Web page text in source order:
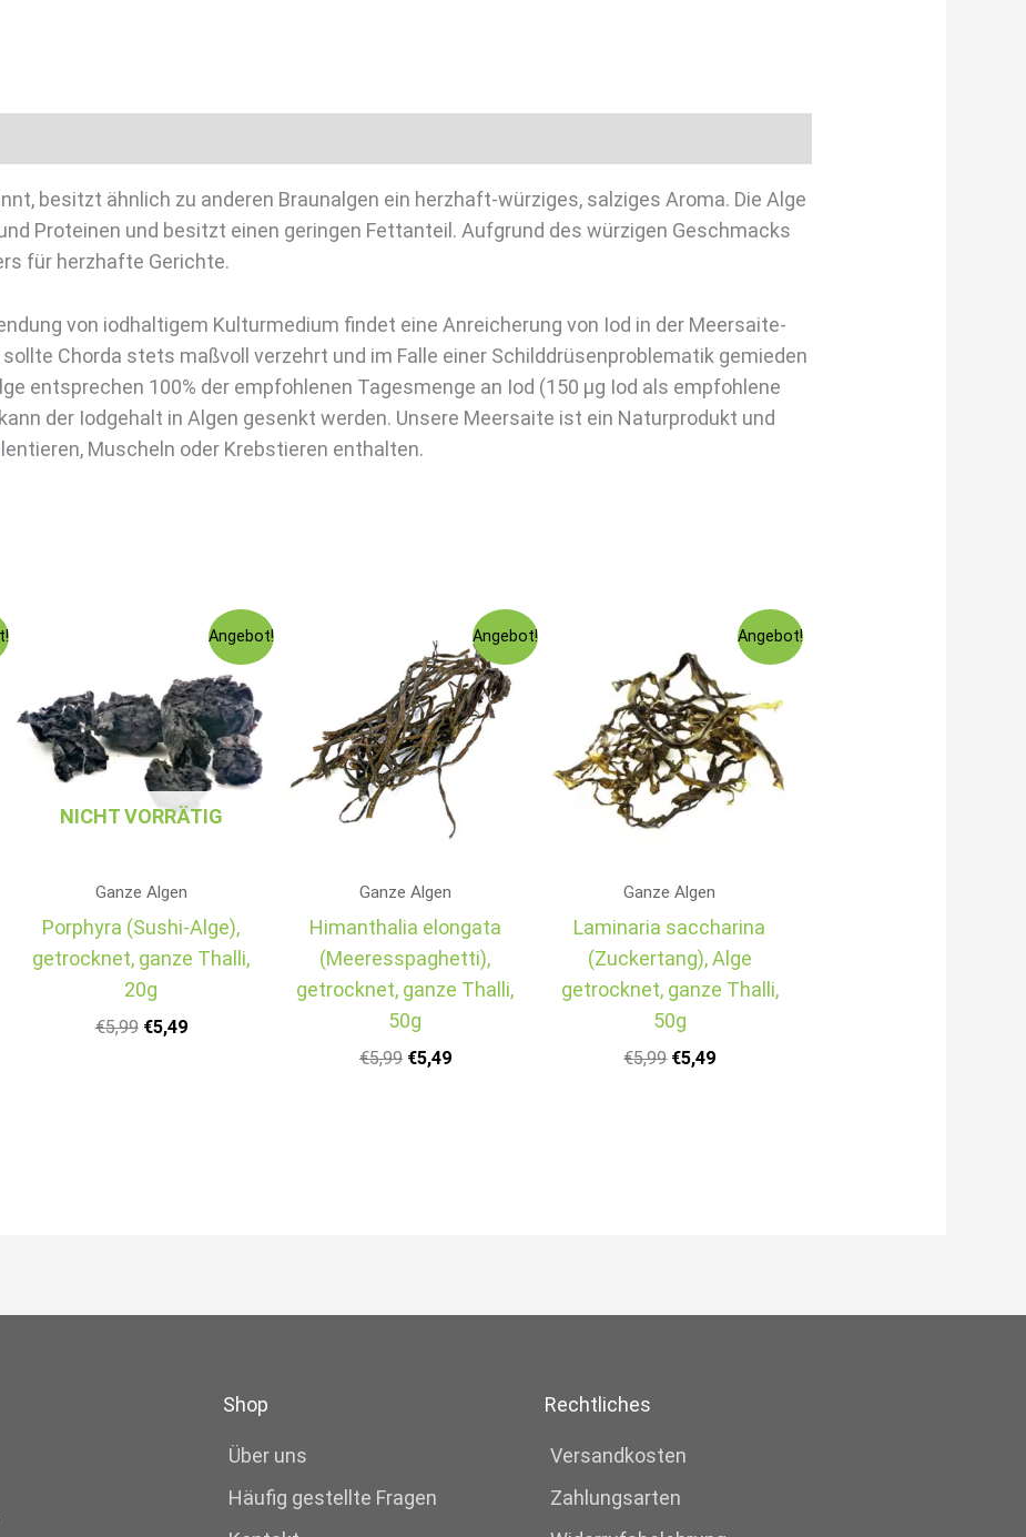
besitzt ähnlich zu anderen Braunalgen ein herzhaft-würziges, salziges Aroma. Die Alge
Proteinen und besitzt einen geringen Fettanteil. Aufgrund des würzigen Geschmacks
für herzhafte Gerichte.
von iodhaltigem Kulturmedium findet eine Anreicherung von Iod in der Meersaite-
Chorda stets maßvoll verzehrt und im Falle einer Schilddrüsenproblematik gemieden
entsprechen 100% der empfohlenen Tagesmenge an Iod (150 µg Iod als empfohlene
der Iodgehalt in Algen gesenkt werden. Unsere Meersaite ist ein Naturprodukt und
Muscheln oder Krebstieren enthalten.
Angebot!
NICHT VORRÄTIG
Ganze Algen
Porphyra (Sushi-Alge),
getrocknet, ganze Thalli,
20g
€5,99
Ursprünglicher
war:
€5,99
€5,49
Aktueller
Preis
ist:
€5,49.
Angebot!
Ganze Algen
Himanthalia elongata
(Meeresspaghetti),
getrocknet, ganze Thalli,
50g
€5,99
Ursprünglicher
Preis
war:
€5,99
€5,49
Aktueller
Preis
ist:
€5,49.
Angebot!
Ganze Algen
Laminaria saccharina
(Zuckertang), Alge
getrocknet, ganze Thalli,
50g
€5,99
Ursprünglicher
Preis
war:
€5,99
€5,49
Aktueller
Preis
€5,49.
Shop
Über uns
Häufig gestellte Fragen
Rechtliches
Versandkosten
Zahlungsarten